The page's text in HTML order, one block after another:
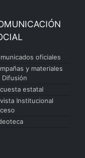
oficiales
y materiales
Difusión
estatal
Institucional